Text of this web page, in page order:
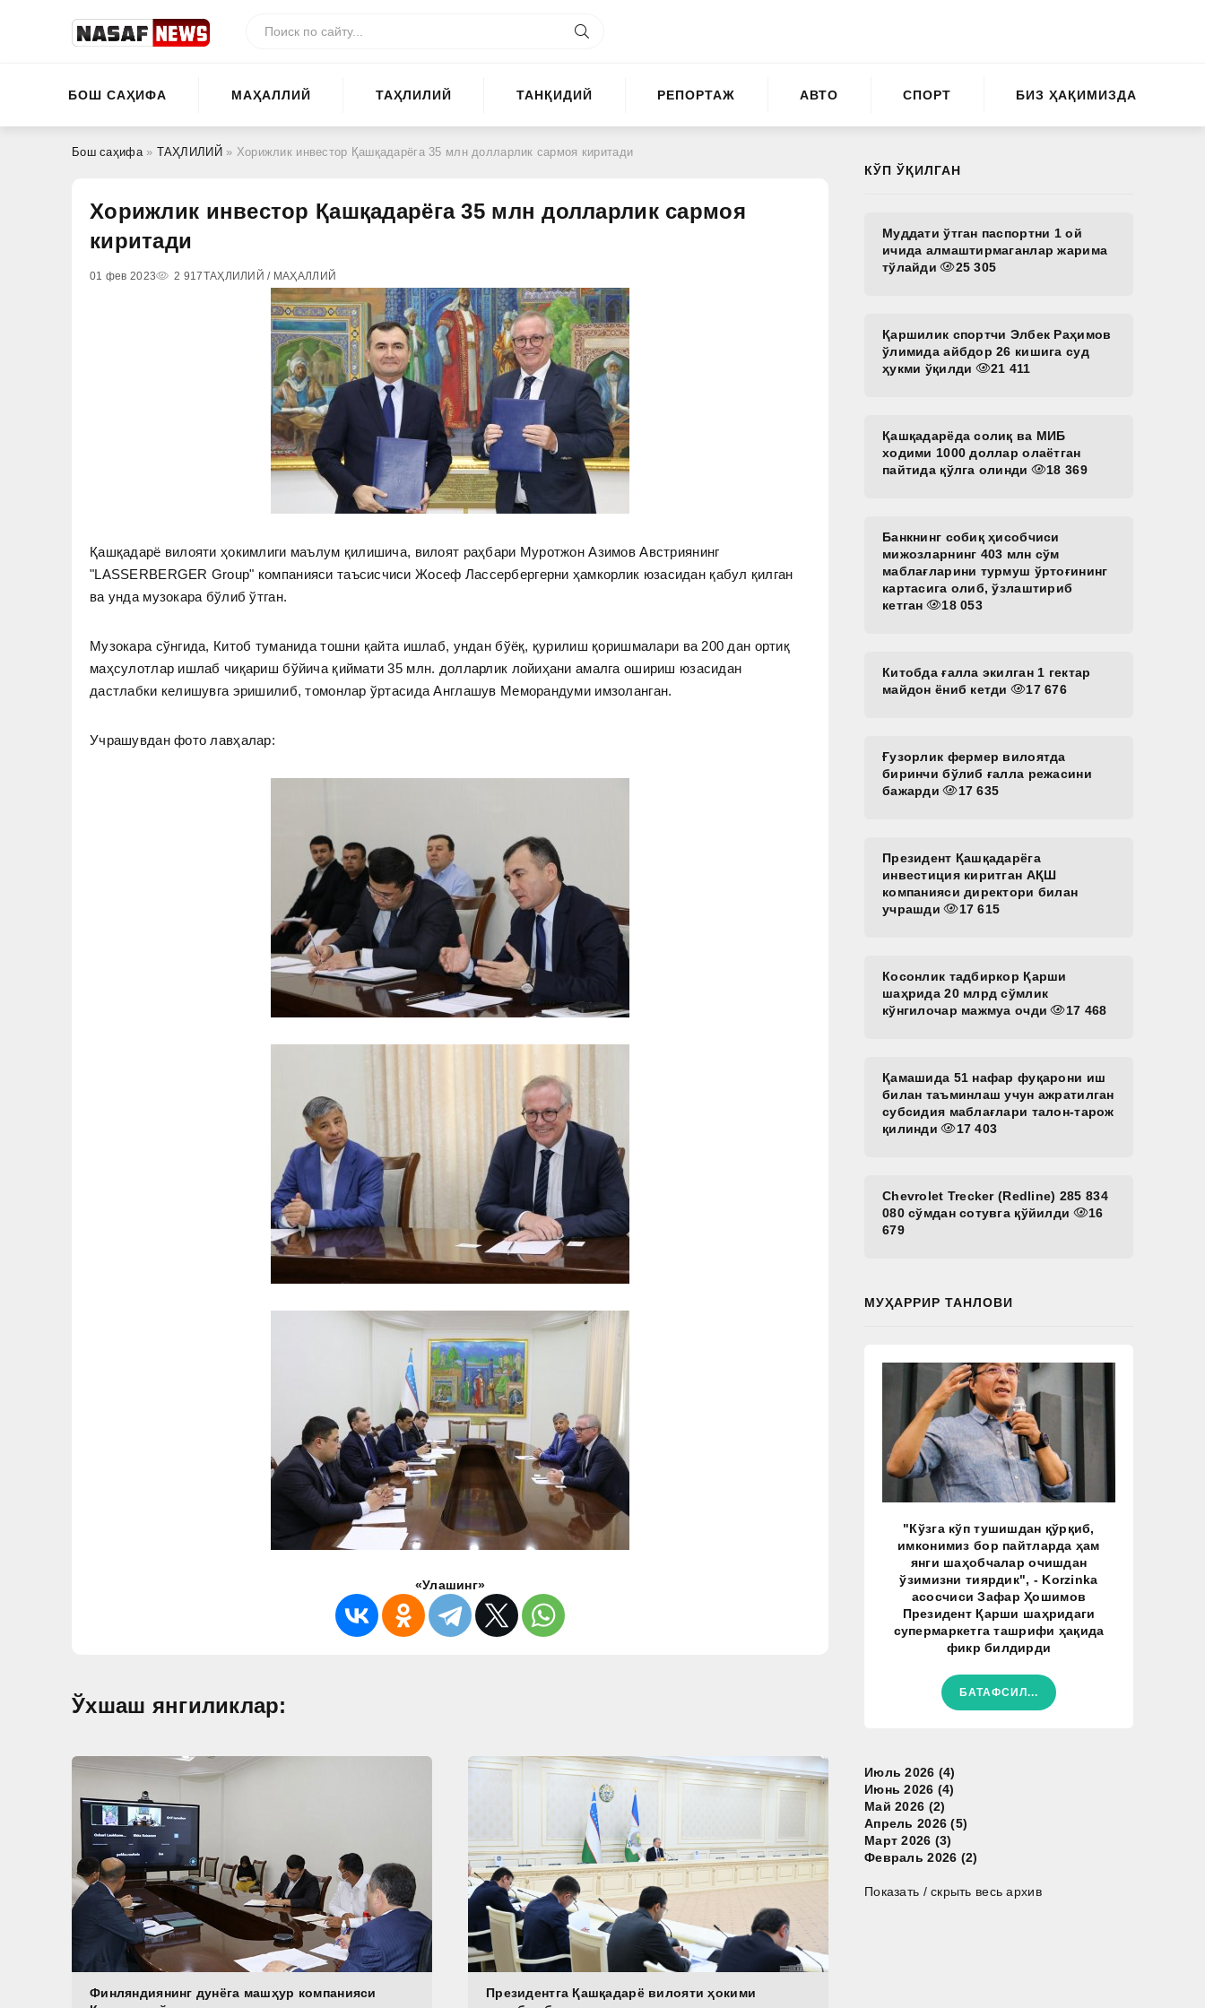
БОШ САҲИФА МАҲАЛЛИЙ ТАҲЛИЛИЙ ТАНҚИДИЙ РЕПОРТАЖ АВТО СПОРТ БИЗ ҲАҚИМИЗДА
Бош саҳифа» ТАҲЛИЛИЙ » Хорижлик инвестор Қашқадарёга 35 млн долларлик сармоя киритади
Хорижлик инвестор Қашқадарёга 35 млн долларлик сармоя
киритади
01 фев 2023 2 917ТАҲЛИЛИЙ / МАҲАЛЛИЙ
Қашқадарё вилояти ҳокимлиги маълум қилишича, вилоят раҳбари Муротжон Азимов Австриянинг
"LASSERBERGER Group" компанияси таъсисчиси Жосеф Лассербергерни ҳамкорлик юзасидан қабул қилган
ва унда музокара бўлиб ўтган.
Музокара сўнгида, Китоб туманида тошни қайта ишлаб, ундан бўёқ, қурилиш қоришмалари ва 200 дан ортиқ
маҳсулотлар ишлаб чиқариш бўйича қиймати 35 млн. долларлик лойиҳани амалга ошириш юзасидан
дастлабки келишувга эришилиб, томонлар ўртасида Англашув Меморандуми имзоланган.
Учрашувдан фото лавҳалар:
«Улашинг»
Ўхшаш янгиликлар:
Финляндиянинг дунёга машҳур компанияси
Президентга Қашқадарё вилояти ҳокими
КЎП ЎҚИЛГАН
Муддати ўтган паспортни 1 ой
ичида алмаштирмаганлар жарима
тўлайди
25 305
Қаршилик спортчи Элбек Раҳимов
ўлимида айбдор 26 кишига суд
ҳукми ўқилди
21 411
Қашқадарёда солиқ ва МИБ
ходими 1000 доллар олаётган
пайтида қўлга олинди
18 369
Банкнинг собиқ ҳисобчиси
мижозларнинг 403 млн сўм
маблағларини турмуш ўртоғининг
картасига олиб, ўзлаштириб
кетган
18 053
Китобда ғалла экилган 1 гектар
майдон ёниб кетди
17 676
Ғузорлик фермер вилоятда
биринчи бўлиб ғалла режасини
бажарди
17 635
Президент Қашқадарёга
инвестиция киритган АҚШ
компанияси директори билан
учрашди
17 615
Косонлик тадбиркор Қарши
шаҳрида 20 млрд сўмлик
кўнгилочар мажмуа очди
17 468
Қамашида 51 нафар фуқарони иш
билан таъминлаш учун ажратилган
субсидия маблағлари талон-тарож
қилинди
17 403
Chevrolet Trecker (Redline) 285 834
080 сўмдан сотувга қўйилди
16
679
МУҲАРРИР ТАНЛОВИ
"Кўзга кўп тушишдан қўрқиб,
имконимиз бор пайтларда ҳам
янги шаҳобчалар очишдан
ўзимизни тиярдик", - Korzinka
асосчиси Зафар Ҳошимов
Президент Қарши шаҳридаги
супермаркетга ташрифи ҳақида
фикр билдирди
БАТАФСИЛ...
Июль 2026 (4)
Июнь 2026 (4)
Май 2026 (2)
Апрель 2026 (5)
Март 2026 (3)
Февраль 2026 (2)
Показать / скрыть весь архив